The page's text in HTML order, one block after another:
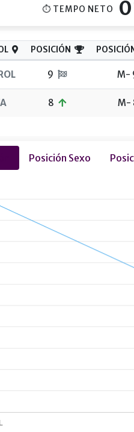
⏱ TEMPO NETO
POSICIÓN
9 M-
8 M-
Posición Sexo